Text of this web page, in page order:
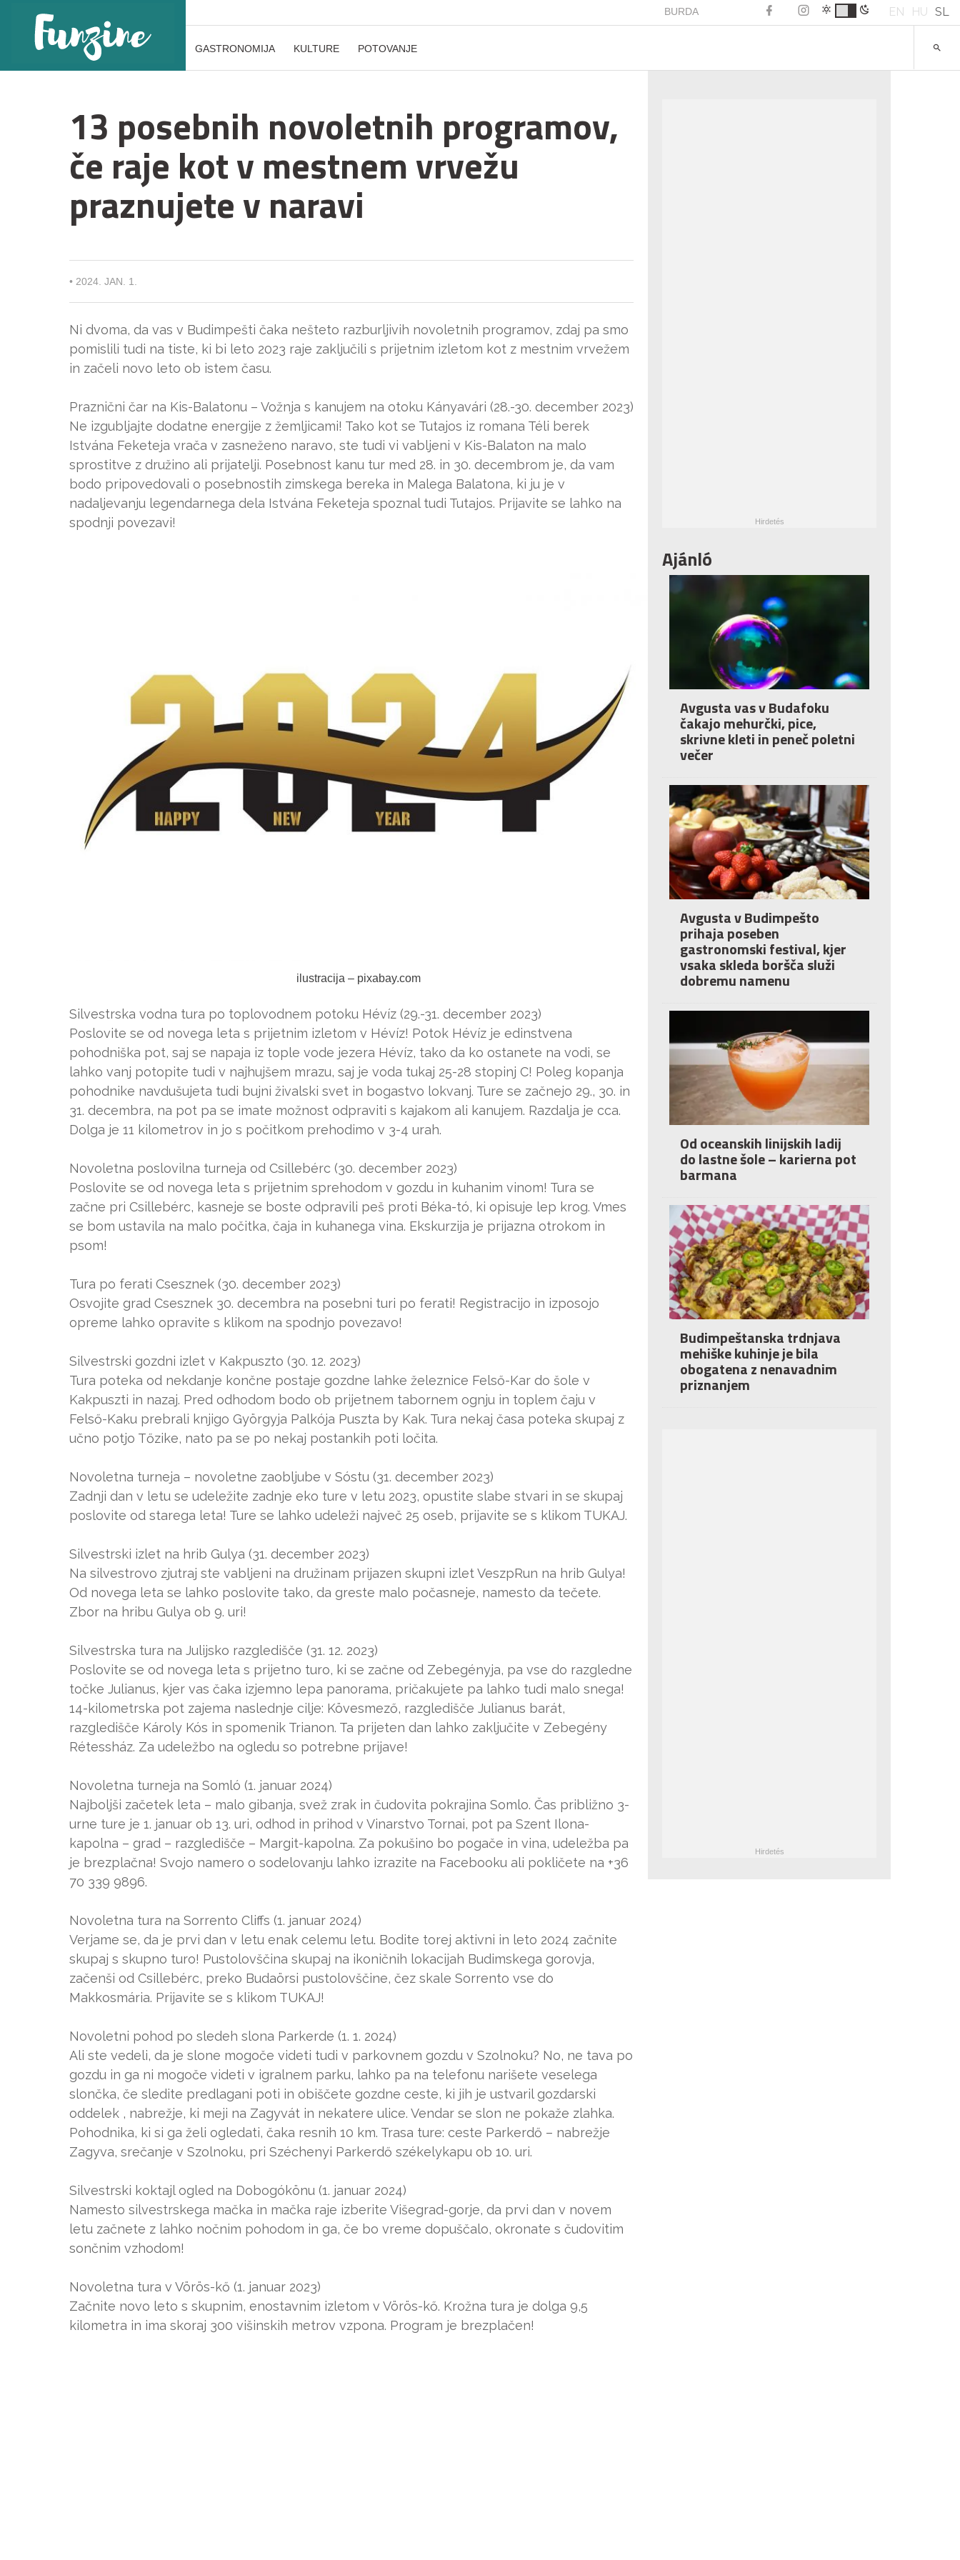
BURDA EN HU SL
GASTRONOMIJA KULTURE POTOVANJE
13 posebnih novoletnih programov,
če raje kot v mestnem vrvežu
praznujete v naravi
• 2024. JAN. 1.
Ni dvoma, da vas v Budimpešti čaka nešteto razburljivih novoletnih programov, zdaj pa smo
pomislili tudi na tiste, ki bi leto 2023 raje zaključili s prijetnim izletom kot z mestnim vrvežem
in začeli novo leto ob istem času.
Praznični čar na Kis-Balatonu – Vožnja s kanujem na otoku Kányavári (28.-30. december 2023)
Ne izgubljajte dodatne energije z žemljicami! Tako kot se Tutajos iz romana Téli berek
Istvána Feketeja vrača v zasneženo naravo, ste tudi vi vabljeni v Kis-Balaton na malo
sprostitve z družino ali prijatelji. Posebnost kanu tur med 28. in 30. decembrom je, da vam
bodo pripovedovali o posebnostih zimskega bereka in Malega Balatona, ki ju je v
nadaljevanju legendarnega dela Istvána Feketeja spoznal tudi Tutajos. Prijavite se lahko na
spodnji povezavi!
ilustracija – pixabay.com
Silvestrska vodna tura po toplovodnem potoku Hévíz (29.-31. december 2023)
Poslovite se od novega leta s prijetnim izletom v Hévíz! Potok Hévíz je edinstvena
pohodniška pot, saj se napaja iz tople vode jezera Hévíz, tako da ko ostanete na vodi, se
lahko vanj potopite tudi v najhujšem mrazu, saj je voda tukaj 25-28 stopinj C! Poleg kopanja
pohodnike navdušujeta tudi bujni živalski svet in bogastvo lokvanj. Ture se začnejo 29., 30. in
31. decembra, na pot pa se imate možnost odpraviti s kajakom ali kanujem. Razdalja je cca.
Dolga je 11 kilometrov in jo s počitkom prehodimo v 3-4 urah.
Novoletna poslovilna turneja od Csillebérc (30. december 2023)
Poslovite se od novega leta s prijetnim sprehodom v gozdu in kuhanim vinom! Tura se
začne pri Csillebérc, kasneje se boste odpravili peš proti Béka-tó, ki opisuje lep krog. Vmes
se bom ustavila na malo počitka, čaja in kuhanega vina. Ekskurzija je prijazna otrokom in
psom!
Tura po ferati Csesznek (30. december 2023)
Osvojite grad Csesznek 30. decembra na posebni turi po ferati! Registracijo in izposojo
opreme lahko opravite s klikom na spodnjo povezavo!
Silvestrski gozdni izlet v Kakpuszto (30. 12. 2023)
Tura poteka od nekdanje končne postaje gozdne lahke železnice Felső-Kar do šole v
Kakpuszti in nazaj. Pred odhodom bodo ob prijetnem tabornem ognju in toplem čaju v
Felső-Kaku prebrali knjigo Györgyja Palkója Puszta by Kak. Tura nekaj časa poteka skupaj z
učno potjo Tőzike, nato pa se po nekaj postankih poti ločita.
Novoletna turneja – novoletne zaobljube v Sóstu (31. december 2023)
Zadnji dan v letu se udeležite zadnje eko ture v letu 2023, opustite slabe stvari in se skupaj
poslovite od starega leta! Ture se lahko udeleži največ 25 oseb, prijavite se s klikom TUKAJ.
Silvestrski izlet na hrib Gulya (31. december 2023)
Na silvestrovo zjutraj ste vabljeni na družinam prijazen skupni izlet VeszpRun na hrib Gulya!
Od novega leta se lahko poslovite tako, da greste malo počasneje, namesto da tečete.
Zbor na hribu Gulya ob 9. uri!
Silvestrska tura na Julijsko razgledišče (31. 12. 2023)
Poslovite se od novega leta s prijetno turo, ki se začne od Zebegényja, pa vse do razgledne
točke Julianus, kjer vas čaka izjemno lepa panorama, pričakujete pa lahko tudi malo snega!
14-kilometrska pot zajema naslednje cilje: Kövesmező, razgledišče Julianus barát,
razgledišče Károly Kós in spomenik Trianon. Ta prijeten dan lahko zaključite v Zebegény
Rétessház. Za udeležbo na ogledu so potrebne prijave!
Novoletna turneja na Somló (1. januar 2024)
Najboljši začetek leta – malo gibanja, svež zrak in čudovita pokrajina Somlo. Čas približno 3-
urne ture je 1. januar ob 13. uri, odhod in prihod v Vinarstvo Tornai, pot pa Szent Ilona-
kapolna – grad – razgledišče – Margit-kapolna. Za pokušino bo pogače in vina, udeležba pa
je brezplačna! Svojo namero o sodelovanju lahko izrazite na Facebooku ali pokličete na +36
70 339 9896.
Novoletna tura na Sorrento Cliffs (1. januar 2024)
Verjame se, da je prvi dan v letu enak celemu letu. Bodite torej aktivni in leto 2024 začnite
skupaj s skupno turo! Pustolovščina skupaj na ikoničnih lokacijah Budimskega gorovja,
začenši od Csillebérc, preko Budaörsi pustolovščine, čez skale Sorrento vse do
Makkosmária. Prijavite se s klikom TUKAJ!
Novoletni pohod po sledeh slona Parkerde (1. 1. 2024)
Ali ste vedeli, da je slone mogoče videti tudi v parkovnem gozdu v Szolnoku? No, ne tava po
gozdu in ga ni mogoče videti v igralnem parku, lahko pa na telefonu narišete veselega
slončka, če sledite predlagani poti in obiščete gozdne ceste, ki jih je ustvaril gozdarski
oddelek , nabrežje, ki meji na Zagyvát in nekatere ulice. Vendar se slon ne pokaže zlahka.
Pohodnika, ki si ga želi ogledati, čaka resnih 10 km. Trasa ture: ceste Parkerdő – nabrežje
Zagyva, srečanje v Szolnoku, pri Széchenyi Parkerdő székelykapu ob 10. uri.
Silvestrski koktajl ogled na Dobogókönu (1. januar 2024)
Namesto silvestrskega mačka in mačka raje izberite Višegrad-gorje, da prvi dan v novem
letu začnete z lahko nočnim pohodom in ga, če bo vreme dopuščalo, okronate s čudovitim
sončnim vzhodom!
Novoletna tura v Vörös-kő (1. januar 2023)
Začnite novo leto s skupnim, enostavnim izletom v Vörös-kő. Krožna tura je dolga 9,5
kilometra in ima skoraj 300 višinskih metrov vzpona. Program je brezplačen!
Ajánló
Avgusta vas v Budafoku
čakajo mehurčki, pice,
skrivne kleti in peneč poletni
večer
Avgusta v Budimpešto
prihaja poseben
gastronomski festival, kjer
vsaka skleda boršča služi
dobremu namenu
Od oceanskih linijskih ladij
do lastne šole – karierna pot
barmana
Budimpeštanska trdnjava
mehiške kuhinje je bila
obogatena z nenavadnim
priznanjem